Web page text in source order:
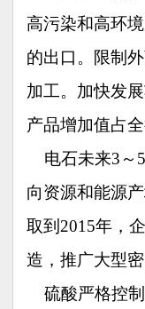
高污染和高环
的出口。限制
加工。加快发
产品增加值占
电石未来3～
向资源和能源
取到2015年，
造，推广大型
硫酸严格控制